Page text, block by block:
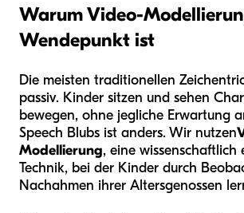
Warum Video-
Wendepunkt ist
Die meisten traditionellen
passiv. Kinder sitzen und sehen
bewegen, ohne jegliche Erwartung
Speech Blubs ist anders. Wir nutzen
Modellierung, eine wissenschaftlich
Technik, bei der Kinder durch
Nachahmen ihrer Altersgenossen